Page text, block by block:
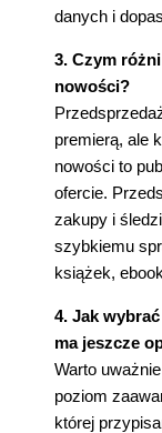
danych i
3. Czym
nowości?
premierą, ale
nowości to
ofercie.
zakupy i
szybkiemu
książek,
4. Jak
ma jeszcze
Warto
poziom
której